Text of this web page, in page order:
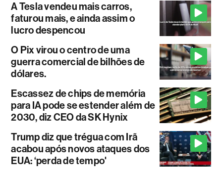
A Tesla vendeu mais carros,
faturou mais, e ainda assim o
lucro despencou
O Pix virou o centro de uma
guerra comercial de bilhões de
dólares.
Escassez de chips de memória
para IA pode se estender além de
2030, diz CEO da SK Hynix
Trump diz que trégua com Irã
acabou após novos ataques dos
EUA: ‘perda de tempo'